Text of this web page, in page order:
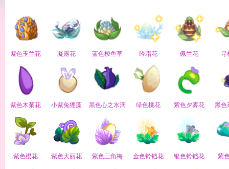
紫色玉兰花 凝露花 蓝色梭鱼草 吟霜花 佩兰花 寻
紫色木菊花 小紫兔狸藻 黑色心之水滴 绿色桃花 紫色夕雾花 黑色
紫色樱花 紫色大丽花 紫色三角梅 金色铃铛花 银色铃铛花 紫